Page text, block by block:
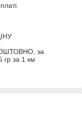
за
гр за 1 км